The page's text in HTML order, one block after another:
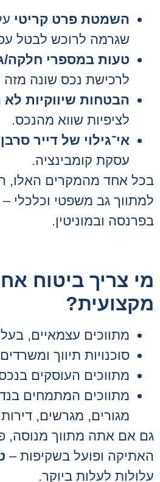
השמטת פרט קריטי
שגרמה לרוכש לבטל
טעות במספרי חלקה/
לרכישת נכס שונה מזה
הבטחות שיווקיות לא
לציפיות שווא מהנכס.
אי־גילוי של דייר סרבן
עסקת קומבינציה.
בכל אחד מהמקרים האלו,
למתווך גב משפטי וכלכלי
בפרנסה ובמוניטין.
מי צריך ביטוח
מקצועית?
מתווכים עצמאיים, בעלי
סוכנויות תיווך
מתווכים העוסקים
מתווכים המתמחים
מגורים, מגרשים,
גם אם אתה מתווך מנוסה,
האתיקה ופועל בשקיפות –
עלולות לעלות ביוקר.